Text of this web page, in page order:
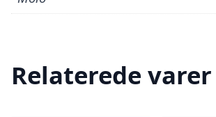
Relaterede varer